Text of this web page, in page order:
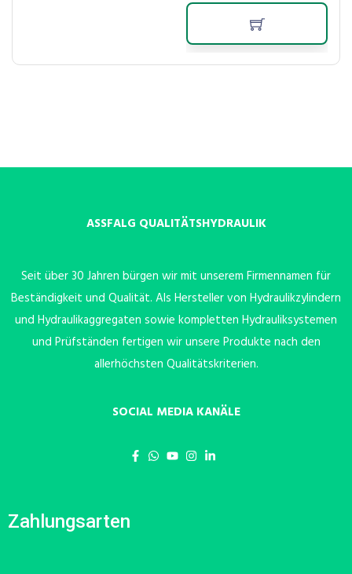
ASSFALG QUALITÄTSHYDRAULIK
Seit über 30 Jahren bürgen wir mit unserem Firmennamen für
Beständigkeit und Qualität. Als Hersteller von Hydraulikzylindern
und Hydraulikaggregaten sowie kompletten Hydrauliksystemen
und Prüfständen fertigen wir unsere Produkte nach den
allerhöchsten Qualitätskriterien.
SOCIAL MEDIA KANÄLE
Zahlungsarten